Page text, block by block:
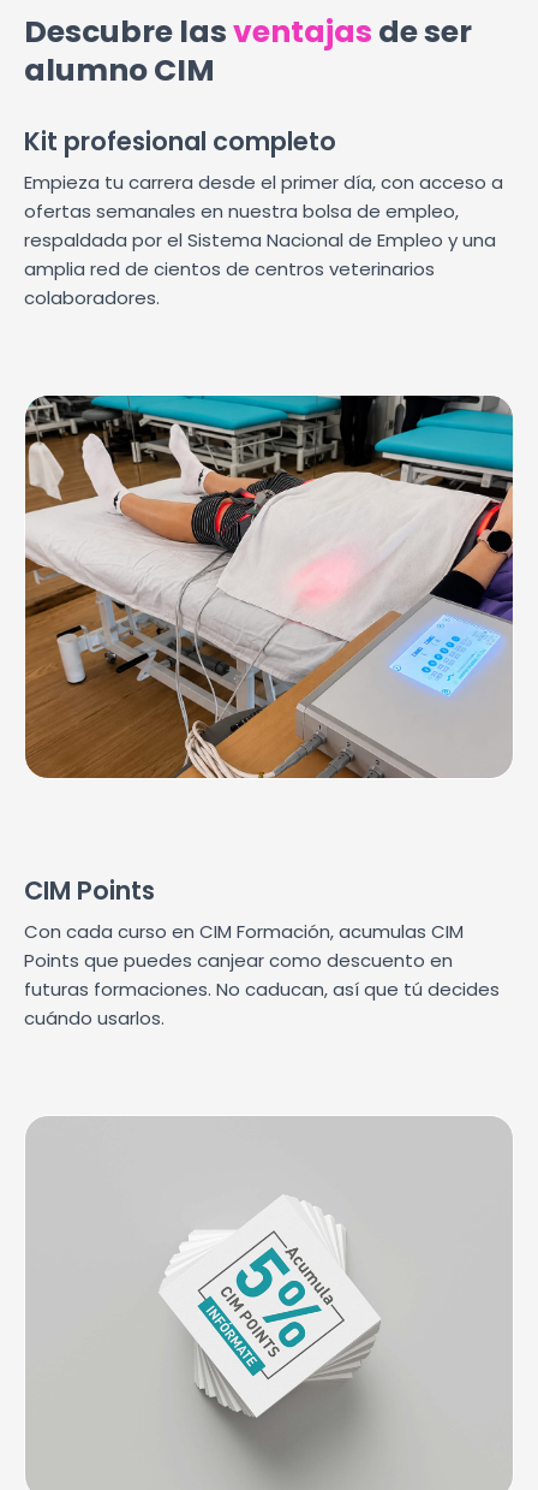
Descubre lasventajas de ser
alumno CIM
Kit profesional completo
Empieza tu carrera desde el primer día, con acceso a
ofertas semanales en nuestra bolsa de empleo,
respaldada por el Sistema Nacional de Empleo y una
amplia red de cientos de centros veterinarios
colaboradores.
CIM Points
Con cada curso en CIM Formación, acumulas CIM
Points que puedes canjear como descuento en
futuras formaciones. No caducan, así que tú decides
cuándo usarlos.